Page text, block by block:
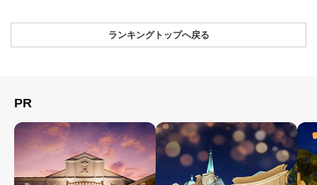
ランキングトップへ戻る
PR